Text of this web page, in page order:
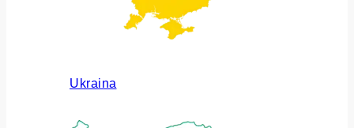
Ukraina